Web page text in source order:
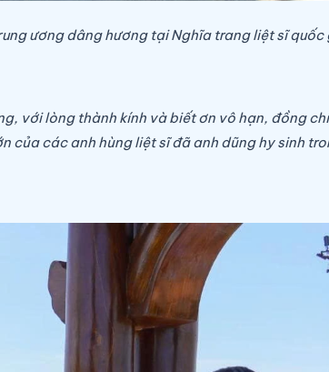
ương dâng hương tại Nghĩa trang liệt sĩ quốc
với lòng thành kính và biết ơn vô hạn, đồng
các anh hùng liệt sĩ đã anh dũng hy sinh